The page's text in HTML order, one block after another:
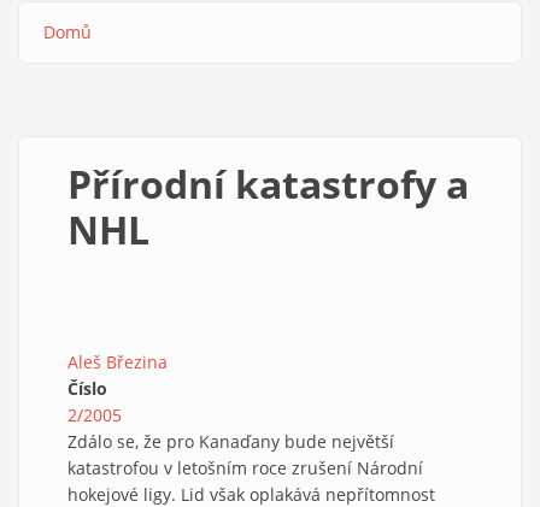
Domů
Přírodní katastrofy a
NHL
Aleš Březina
Číslo
2/2005
Zdálo se, že pro Kanaďany bude největší
katastrofou v letošním roce zrušení Národní
hokejové ligy. Lid však oplakává nepřítomnost